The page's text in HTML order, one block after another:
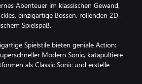
Abenteuer im klassischen Gewand,
einzigartige Bossen, rollenden 2D-
Spielspaß.
Spielstile bieten geniale Action:
Modern Sonic, katapultiere
als Classic Sonic und erstelle